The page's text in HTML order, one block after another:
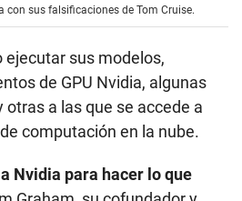
con sus falsificaciones de Tom Cruise.
ejecutar sus modelos,
de GPU Nvidia, algunas
a las que se accede a
computación en la nube.
Nvidia para hacer lo que